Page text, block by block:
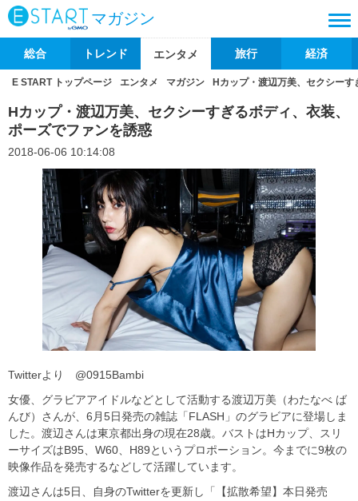
マガジン
総合 トレンド エンタメ 旅行 経済
E START トップページ エンタメ マガジン Hカップ・渡辺万美、セクシー
Hカップ・渡辺万美、セクシーすぎるボディ、衣装、
ポーズでファンを誘惑
2018-06-06 10:14:08
Twitterより @0915Bambi
女優、グラビアアイドルなどとして活動する渡辺万美（わたなべ ば
んび）さんが、6月5日発売の雑誌「FLASH」のグラビアに登場しま
した。渡辺さんは東京都出身の現在28歳。バストはHカップ、スリ
ーサイズはB95、W60、H89というプロポーション。今までに9枚の
映像作品を発売するなどして活躍しています。
渡辺さんは5日、自身のTwitterを更新し「【拡散希望】本日発売